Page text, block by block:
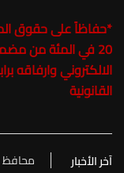
*حفاظاً على حقوق
القانونية
آخر الأخبار محافظ